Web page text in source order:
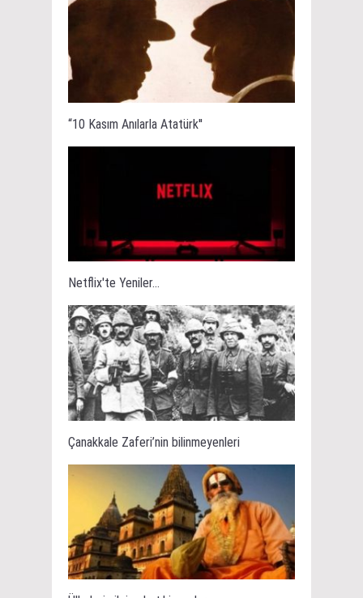
“10 Kasım Anılarla Atatürk''
Netflix'te Yeniler...
Çanakkale Zaferi’nin bilinmeyenleri